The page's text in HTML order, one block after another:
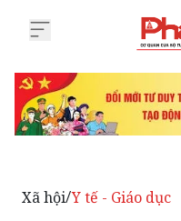
Xã hội/Y tế - Giáo dục